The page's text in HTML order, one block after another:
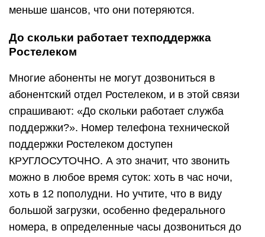
меньше шансов, что они потеряются.
До скольки работает техподдержка
Ростелеком
Многие абоненты не могут дозвониться в
абонентский отдел Ростелеком, и в этой связи
спрашивают: «До скольки работает служба
поддержки?». Номер телефона технической
поддержки Ростелеком доступен
КРУГЛОСУТОЧНО. А это значит, что звонить
можно в любое время суток: хоть в час ночи,
хоть в 12 пополудни. Но учтите, что в виду
большой загрузки, особенно федерального
номера, в определенные часы дозвониться до